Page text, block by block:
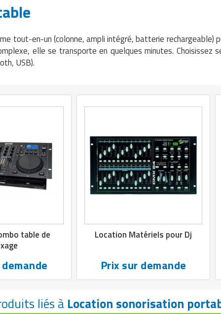
tout-en-un (colonne, ampli intégré, batterie rechargeable)
elle se transporte en quelques minutes. Choisissez
USB).
table de
Location Matériels pour Dj
Prix sur demande
liés à Location sonorisation